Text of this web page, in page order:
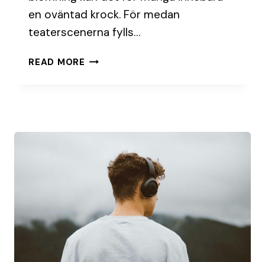
en oväntad krock. För medan
teaterscenerna fylls…
READ MORE ALLERGIFRIA
NÖDVÄNDIGHET?